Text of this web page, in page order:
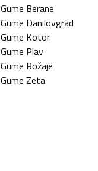
Gume Berane
Gume Danilovgrad
Gume Kotor
Gume Plav
Gume Rožaje
Gume Zeta